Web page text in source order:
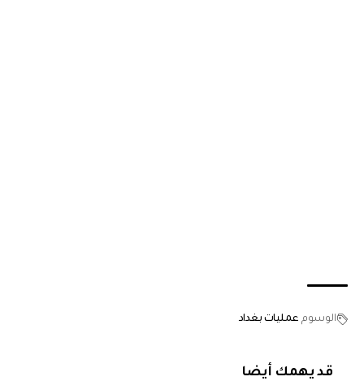
الوسوم عمليات بغداد
قد يهمك أيضا